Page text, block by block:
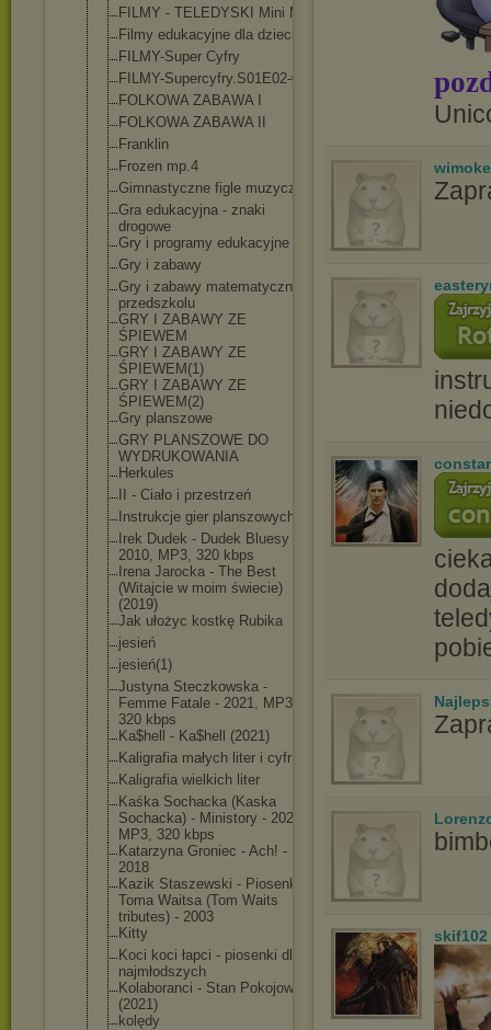
FILMY - TELEDYSKI Mini Mini
Filmy edukacyjne dla dzieci
FILMY-Super Cyfry
FILMY-Supercyfry.S01E02-07
FOLKOWA ZABAWA I
FOLKOWA ZABAWA II
Franklin
Frozen mp.4
Gimnastyczne figle muzyczne
Gra edukacyjna - znaki
drogowe
Gry i programy edukacyjne
Gry i zabawy
Gry i zabawy matematyczne w
przedszkolu
GRY I ZABAWY ZE
ŚPIEWEM
GRY I ZABAWY ZE
ŚPIEWEM(1)
GRY I ZABAWY ZE
ŚPIEWEM(2)
Gry planszowe
GRY PLANSZOWE DO
WYDRUKOWANIA
Herkules
II - Ciało i przestrzeń
Instrukcje gier planszowych
Irek Dudek - Dudek Bluesy -
2010, MP3, 320 kbps
Irena Jarocka - The Best
(Witajcie w moim świecie)
(2019)
Jak ułożyc kostkę Rubika
jesień
jesień(1)
Justyna Steczkowska -
Femme Fatale - 2021, MP3,
320 kbps
Ka$hell - Ka$hell (2021)
Kaligrafia małych liter i cyfr
Kaligrafia wielkich liter
Kaśka Sochacka (Kaska
Sochacka) - Ministory - 2021,
MP3, 320 kbps
Katarzyna Groniec - Ach! -
2018
Kazik Staszewski - Piosenki
Toma Waitsa (Tom Waits
tributes) - 2003
Kitty
Koci koci łapci - piosenki dla
najmłodszych
Kolaboranci - Stan Pokojowy
(2021)
kolędy
skif102